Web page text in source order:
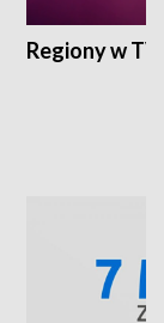
Regiony w